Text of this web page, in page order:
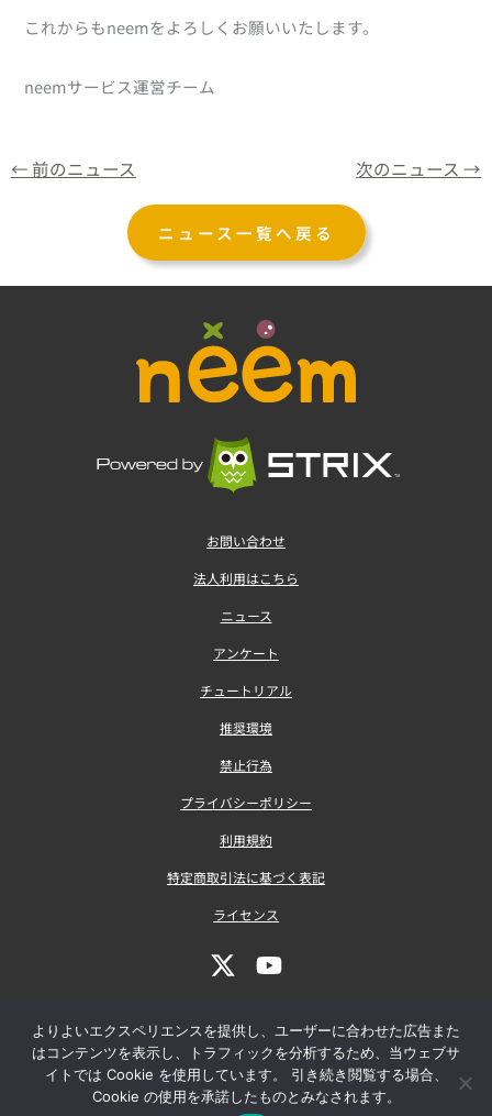
これからもneemをよろしくお願いいたします。
neemサービス運営チーム
← 前のニュース 次のニュース→
ニュース一覧へ戻る
お問い合わせ
法人利用はこちら
ニュース
アンケート
チュートリアル
推奨環境
禁止行為
プライバシーポリシー
利用規約
特定商取引法に基づく表記
ライセンス
COPYRIGHT © 2023 SOFT GEAR CO., LTD. ALL RIGHTS
よりよいエクスペリエンスを提供し、ユーザーに合わせた広告また
はコンテンツを表示し、トラフィックを分析するため、当ウェブサ
イトでは Cookie を使用しています。 引き続き閲覧する場合、
Cookie の使用を承諾したものとみなされます。